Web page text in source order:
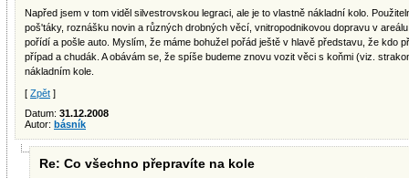
Napřed jsem v tom viděl silvestrovskou legraci, ale je to vlastně nákladní kolo.
poš'táky, roznášku novin a různých drobných věcí, vnitropodnikovou dopravu v
pořídí a pošle auto. Myslím, že máme bohužel pořád ještě v hlavě představu, že kdo
případ a chudák. A obávám se, že spíše budeme znovu vozit věci s koňmi (viz.
nákladním kole.
[ Zpět ]
Datum: 31.12.2008
Autor: básník
Re: Co všechno přepravíte na kole